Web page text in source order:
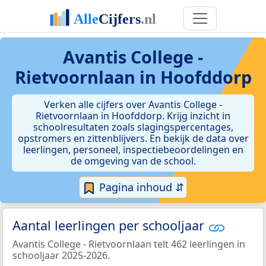
Avantis College -
Rietvoornlaan in Hoofddorp
Verken alle cijfers over Avantis College -
Rietvoornlaan in Hoofddorp. Krijg inzicht in
schoolresultaten zoals slagingspercentages,
opstromers en zittenblijvers. En bekijk de data over
leerlingen, personeel, inspectiebeoordelingen en
de omgeving van de school.
Pagina inhoud ⇵
Aantal leerlingen per schooljaar
Avantis College - Rietvoornlaan telt 462 leerlingen in
schooljaar 2025-2026.